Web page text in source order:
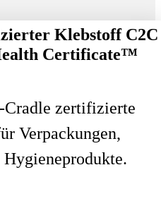
Klebstoff C2C
Certificate™
Cradle zertifizierte
Verpackungen,